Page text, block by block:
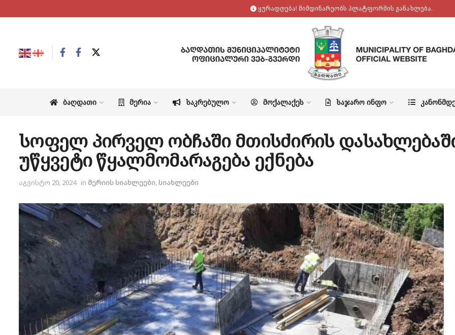
ყურადღება! მიმდინარეობს პლატფორმის განახლება.
ᲑᲐᲦᲓᲐᲗᲘ ᲛᲔᲠᲘᲐ ᲡᲐᲙᲠᲔᲑᲣᲚᲝ ᲛᲝᲥᲐᲚᲐᲥᲔᲡ ᲡᲐᲯᲐᲠᲝ ᲘᲜᲤᲝ
სოფელ პირველ ობჩაში მთისძირის
უწყვეტი წყალმომარაგება ექნება
აგვისტო 20, 2024 in მერიის სიახლეები, სიახლეები